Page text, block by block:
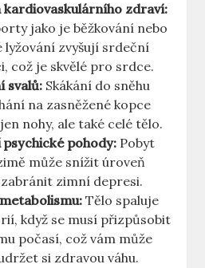
kardiovaskulárního zdraví:
jako je ​běžkování nebo
lyžování zvyšují srdeční⁣
což⁢ je skvělé pro ⁢srdce.
svalů: Skákání ⁤do sněhu
na zasněžené kopce
nohy, ale také celé tělo.
psychické‌ pohody: Pobyt
může snížit úroveň
zimní depresi.
Tělo spaluje
když se musí‍ přizpůsobit⁤
počasí, což vám může
si zdravou váhu.